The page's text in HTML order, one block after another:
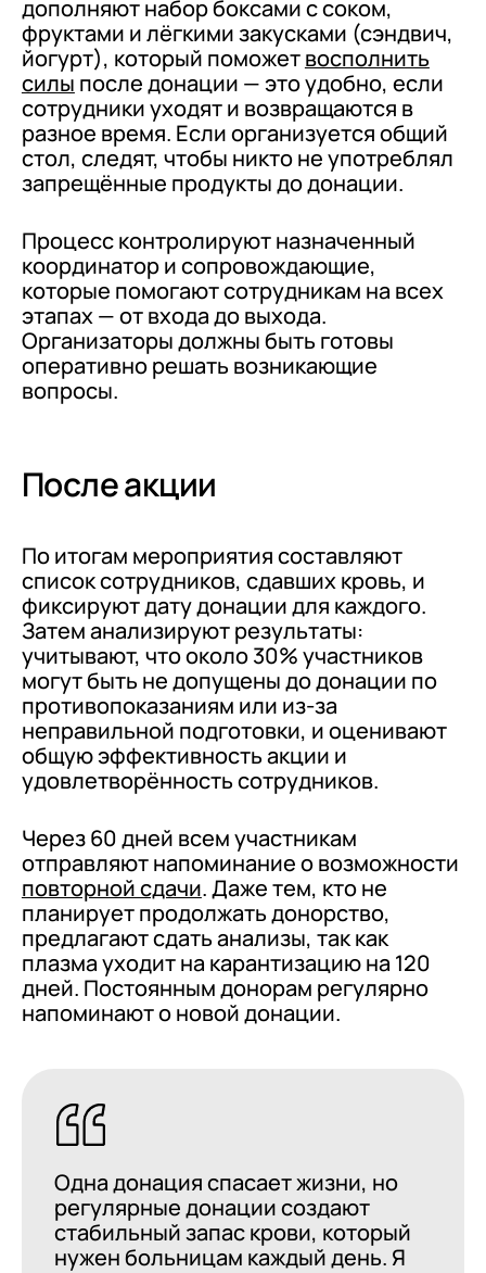
дополняют набор боксами с соком,
фруктами и лёгкими закусками (сэндвич,
йогурт), который поможетвосполнить
силы после донации — это удобно, если
сотрудники уходят и возвращаются в
разное время. Если организуется общий
стол, следят, чтобы никто не употреблял
запрещённые продукты до донации.
Процесс контролируют назначенный
координатор и сопровождающие,
которые помогают сотрудникам на всех
этапах — от входа до выхода.
Организаторы должны быть готовы
оперативно решать возникающие
вопросы.
После акции
По итогам мероприятия составляют
список сотрудников, сдавших кровь, и
фиксируют дату донации для каждого.
Затем анализируют результаты:
учитывают, что около 30% участников
могут быть не допущены до донации по
противопоказаниям или из‑за
неправильной подготовки, и оценивают
общую эффективность акции и
удовлетворённость сотрудников.
Через 60 дней всем участникам
отправляют напоминание о возможности
повторной сдачи. Даже тем, кто не
планирует продолжать донорство,
предлагают сдать анализы, так как
плазма уходит на карантизацию на 120
дней. Постоянным донорам регулярно
напоминают о новой донации.
Одна донация спасает жизни, но
регулярные донации создают
стабильный запас крови, который
нужен больницам каждый день. Я